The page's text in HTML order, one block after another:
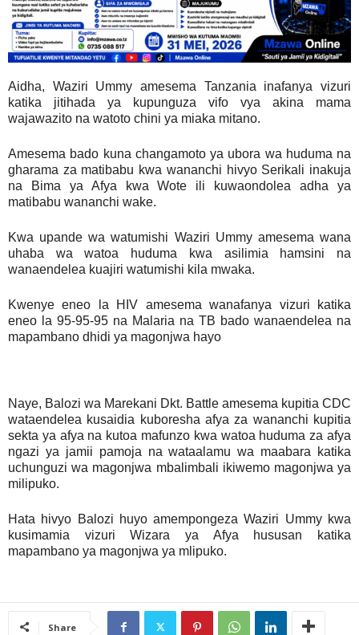
Aidha, Waziri Ummy amesema Tanzania inafanya vizuri
katika jitihada ya kupunguza vifo vya akina mama
wajawazito na watoto chini ya miaka mitano.
Amesema bado kuna changamoto ya ubora wa huduma na
gharama za matibabu kwa wananchi hivyo Serikali inakuja
na Bima ya Afya kwa Wote ili kuwaondolea adha ya
matibabu wananchi wake.
Kwa upande wa watumishi Waziri Ummy amesema wana
uhaba wa watoa huduma kwa asilimia hamsini na
wanaendelea kuajiri watumishi kila mwaka.
Kwenye eneo la HIV amesema wanafanya vizuri katika
eneo la 95-95-95 na Malaria na TB bado wanaendelea na
mapambano dhidi ya magonjwa hayo
Naye, Balozi wa Marekani Dkt. Battle amesema kupitia CDC
wataendelea kusaidia kuboresha afya za wananchi kupitia
sekta ya afya na kutoa mafunzo kwa watoa huduma za afya
ngazi ya jamii pamoja na wataalamu wa maabara katika
uchunguzi wa magonjwa mbalimbali ikiwemo magonjwa ya
milipuko.
Hata hivyo Balozi huyo amempongeza Waziri Ummy kwa
kusimamia vizuri Wizara ya Afya hususan katika
mapambano ya magonjwa ya mlipuko.
Share